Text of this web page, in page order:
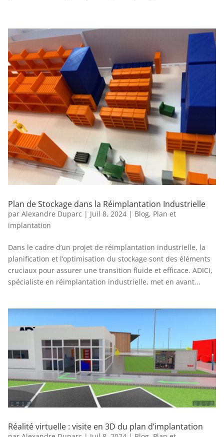
Plan de Stockage dans la Réimplantation Industrielle
par Alexandre Duparc | Juil 8, 2024| Blog, Plan et
implantation
Dans le cadre d’un projet de réimplantation industrielle, la
planification et l’optimisation du stockage sont des éléments
cruciaux pour assurer une transition fluide et efficace. ADICI,
spécialiste en réimplantation industrielle, met en avant...
Réalité virtuelle : visite en 3D du plan d’implantation